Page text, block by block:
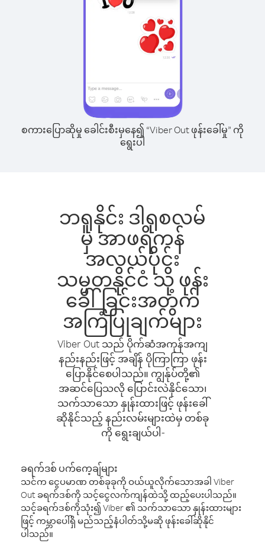
စကားပြောဆိုမှု ခေါင်းစီးမှနေ၍ “Viber Out ဖုန်းခေါ်မှု” ကို
ရွေးပါ
ဘရူနိုင်း ဒါရုစလမ်
မှ အာဖရိကန်
အလယ်ပိုင်း
သမ္မတနိုင်ငံ သို့ ဖုန်း
ခေါ်ခြင်းအတွက်
အကြံပြုချက်များ
Viber Out သည် ပိုက်ဆံအကုန်အကျ
နည်းနည်းဖြင့် အချိန် ပိုကြာကြာ ဖုန်း
ပြောနိုင်စေပါသည်။ ကျွန်ုပ်တို့၏
အဆင်ပြေသလို ပြောင်းလဲနိုင်သော၊
သက်သာသော နှုန်းထားဖြင့် ဖုန်းခေါ်
ဆိုနိုင်သည့် နည်းလမ်းများထဲမှ တစ်ခု
ကို ရွေးချယ်ပါ-
ခရက်ဒစ် ပက်ကေ့ချ်များ
သင်က ငွေပမာဏ တစ်ခုခုကို ဝယ်ယူလိုက်သောအခါ Viber
Out ခရက်ဒစ်ကို သင့်ငွေလက်ကျန်ထဲသို့ ထည့်ပေးပါသည်။
သင့်ခရက်ဒစ်ကိုသုံး၍ Viber ၏ သက်သာသော နှုန်းထားများ
ဖြင့် ကမ္ဘာပေါ်ရှိ မည်သည့်နံပါတ်သို့မဆို ဖုန်းခေါ်ဆိုနိုင်
ပါသည်။